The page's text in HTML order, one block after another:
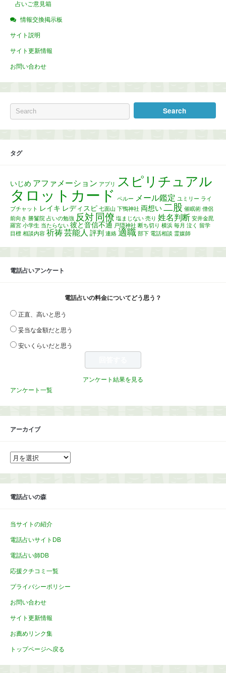
占いご意見箱
情報交換掲示板
サイト説明
サイト更新情報
お問い合わせ
タグ
いじめ アファメーション アプリ スピリチュアル
タロットカード ペルー メール鑑定 ユミリー ライ
ブチャット レイキ レディスピ 七面山 下鴨神社 両想い二股 催眠術 僧侶
前向き 勝鬘院 占いの勉強 反対 同僚 塩まじない 売り 姓名判断 安井金毘
羅宮 小学生 当たらない 彼と音信不通 戸隠神社 断ち切り 横浜 毎月 泣く
留学
目標 相談内容 祈祷芸能人 評判 連絡 適職 部下 電話相談 霊媒師
電話占いアンケート
電話占いの料金についてどう思う？
正直、高いと思う
妥当な金額だと思う
安いくらいだと思う
アンケート結果を見る
アンケート一覧
アーカイブ
ア
ー
イ
電話占いの森
当サイトの紹介
電話占いサイトDB
電話占い師DB
応援クチコミ一覧
プライバシーポリシー
お問い合わせ
サイト更新情報
お薦めリンク集
トップページへ戻る